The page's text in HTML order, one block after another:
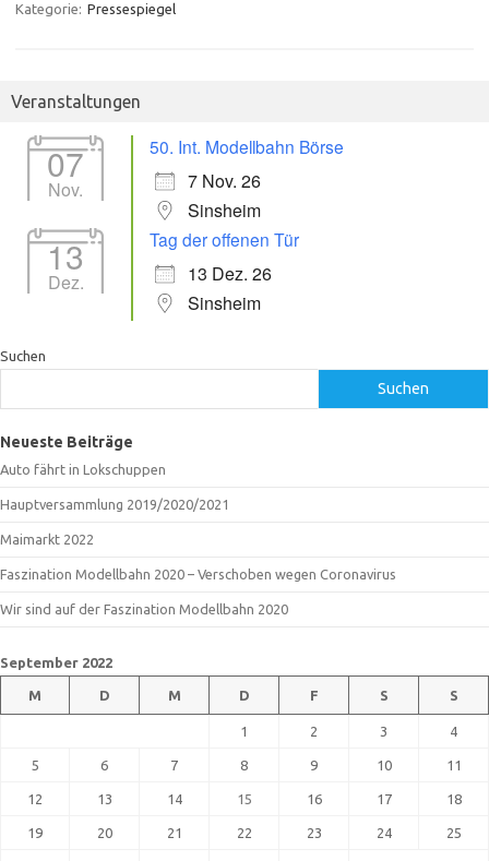
Kategorie: Pressespiegel
Veranstaltungen
07
Nov.
50. Int. Modellbahn Börse
7 Nov. 26
Sinsheim
13
Dez.
Tag der offenen Tür
13 Dez. 26
Sinsheim
Suchen
Suchen
Neueste Beiträge
Auto fährt in Lokschuppen
Hauptversammlung 2019/2020/2021
Maimarkt 2022
Faszination Modellbahn 2020 – Verschoben wegen Coronavirus
Wir sind auf der Faszination Modellbahn 2020
September 2022
M D M D F S S
1 2 3 4
5 6 7 8 9 10 11
12 13 14 15 16 17 18
19 20 21 22 23 24 25